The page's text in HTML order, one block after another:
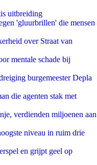
uitbreiding
'gluurbrillen' die mensen
over Straat van
mentale schade bij
burgemeester Depla
die agenten stak met
verdienden miljoenen aan
niveau in ruim drie
en grijpt geel op